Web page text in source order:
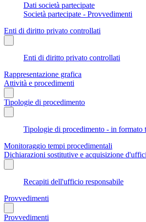
Dati società partecipate
Società partecipate - Provvedimenti
Enti di diritto privato controllati
Enti di diritto privato controllati
Rappresentazione grafica
Attività e procedimenti
Tipologie di procedimento
Tipologie di procedimento - in formato
Monitoraggio tempi procedimentali
Dichiarazioni sostitutive e acquisizione
Recapiti dell'ufficio responsabile
Provvedimenti
Provvedimenti